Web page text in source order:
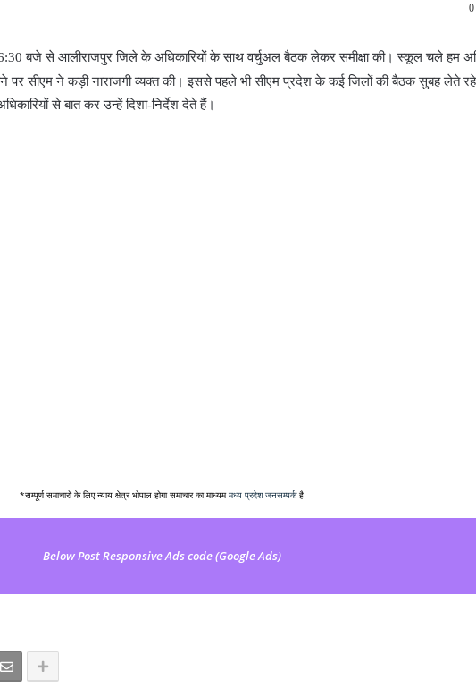
0
6:30 बजे से आलीराजपुर जिले के अधिकारियों के साथ वर्चुअल बैठक लेकर समीक्षा की। स्कूल चले हम
होने पर सीएम ने कड़ी नाराजगी व्यक्त की। इससे पहले भी सीएम प्रदेश के कई जिलों की बैठक सुबह लेते
से बात कर उन्हें दिशा-निर्देश देते हैं।
*सम्पूर्ण समाचारो के लिए न्याय क्षेत्र भोपाल होगा समाचार का माध्यममध्य प्रदेश जनसम्पर्कहै
Below Post Responsive Ads code (Google Ads)